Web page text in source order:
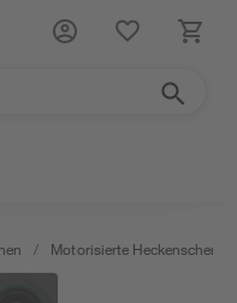
/ Motorisierte Heckenscheren